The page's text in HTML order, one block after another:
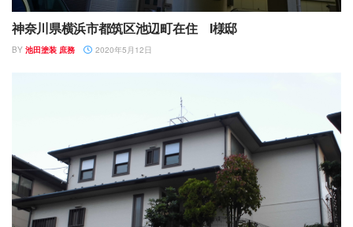
神奈川県横浜市都筑区池辺町在住 I様邸
BY 池田塗装 庶務 2020年5月12日